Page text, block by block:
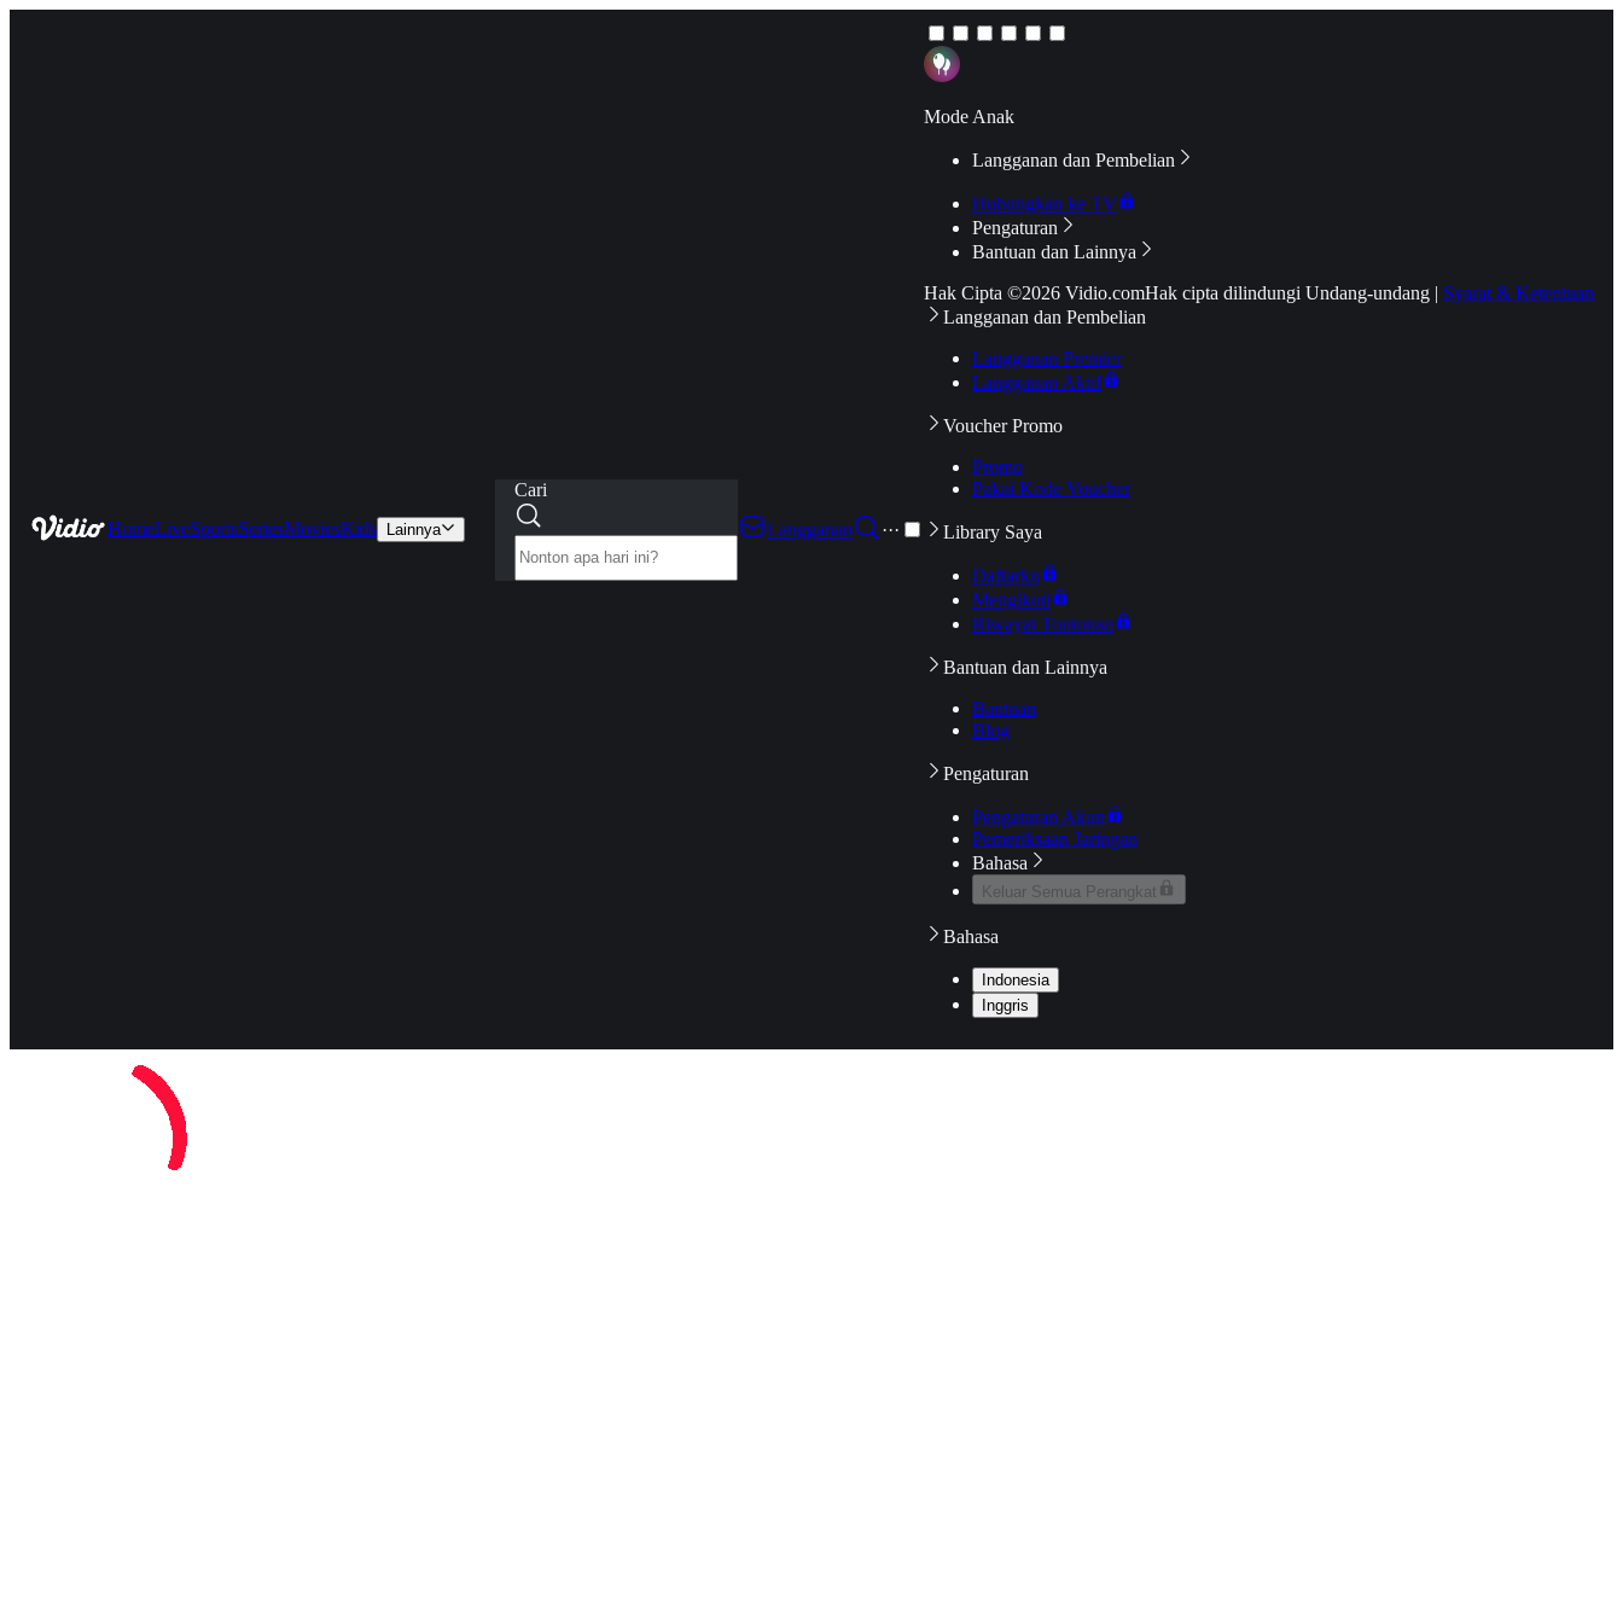
HomeLiveSportsSeriesMoviesKids Lainnya
Cari
Langganan
···
Mode Anak
Langganan dan Pembelian
Hubungkan ke TV
Pengaturan
Bantuan dan Lainnya
Hak Cipta ©2026 Vidio.comHak cipta dilindungi Undang-undang | Syarat & Ketentuan
Langganan dan Pembelian
Langganan Premier
Langganan Aktif
Voucher Promo
Promo
Pakai Kode Voucher
Library Saya
Daftarku
Mengikuti
Riwayat Tontonan
Bantuan dan Lainnya
Bantuan
Blog
Pengaturan
Pengaturan Akun
Pemeriksaan Jaringan
Bahasa
Keluar Semua Perangkat
Bahasa
Indonesia
Inggris